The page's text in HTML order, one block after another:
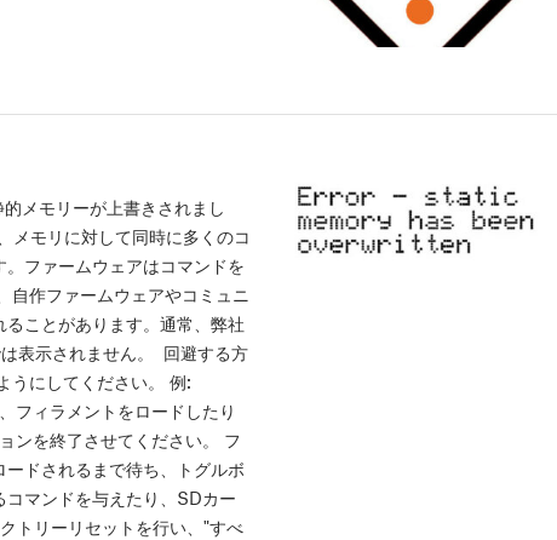
メモリーが上書きされまし
メモリに対して同時に多くのコ
ファームウェアはコマンドを
自作ファームウェアやコミュニ
ことがあります。通常、弊社
表示されません。 回避する方
うにしてください。 例:
フィラメントをロードしたり
ンを終了させてください。 フ
ドされるまで待ち、トグルボ
マンドを与えたり、SDカー
トリーリセットを行い、"すべ